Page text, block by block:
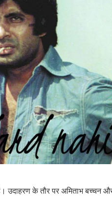
उदाहरण के तौर पर अमिताभ बच्चन और